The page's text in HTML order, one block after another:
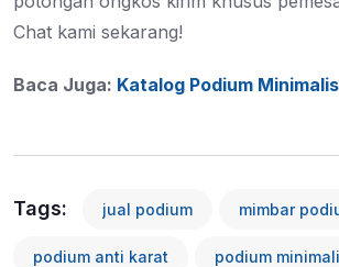
Chat kami sekarang!
Baca Juga: Katalog Podium Minimalis
Tags: jual podium mimbar
podium anti karat podium